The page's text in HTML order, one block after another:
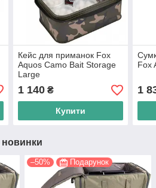
Кейс для приманок Fox
Aquos Camo Bait Storage
Large
1 140₴
Купити
Fox
1
новинки
–50% Подарунок